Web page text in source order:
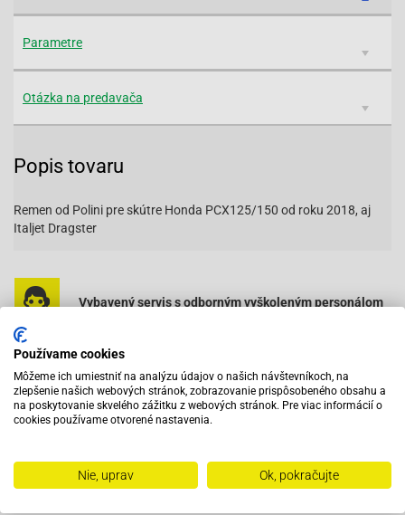
Parametre
Otázka na predavača
Popis tovaru
Remen od Polini pre skútre Honda PCX125/150 od roku 2018, aj
Italjet Dragster
Vybavený servis s odborným vyškoleným personálom
Pri objednaní do 12:00 tovar zajtra u vás
Na trhu od roku 2007
Skladom 11288 položiek
Používame cookies
Môžeme ich umiestniť na analýzu údajov o našich návštevníkoch, na
zlepšenie našich webových stránok, zobrazovanie prispôsobeného obsahu a
na poskytovanie skvelého zážitku z webových stránok. Pre viac informácií o
cookies používame otvorené nastavenia.
Nie, uprav Ok, pokračujte